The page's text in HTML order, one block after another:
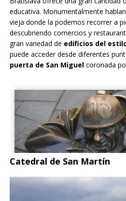
educativa. Monumentalmente
vieja donde la podemos recorrer a
descubriendo comercios y
gran variedad de edificios del
puede acceder desde diferentes
puerta de San Miguel coronada
Catedral de San Martín